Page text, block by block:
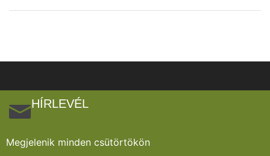
HÍRLEVÉL
Megjelenik minden csütörtökön